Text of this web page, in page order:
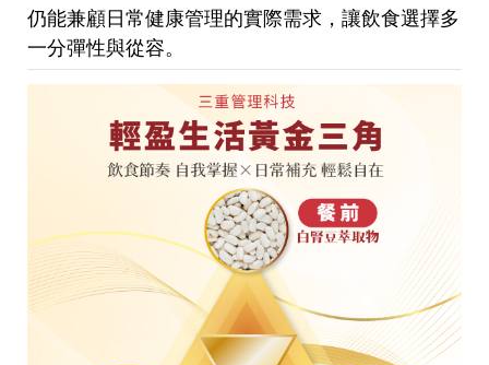
仍能兼顧日常健康管理的實際需求，讓飲食選擇多
一分彈性與從容。